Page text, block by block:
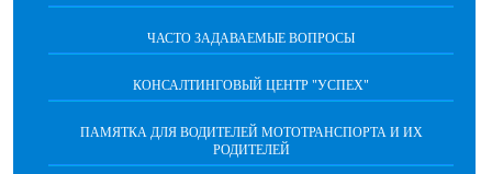
ЧАСТО ЗАДАВАЕМЫЕ ВОПРОСЫ
КОНСАЛТИНГОВЫЙ ЦЕНТР "УСПЕХ"
ПАМЯТКА ДЛЯ ВОДИТЕЛЕЙ МОТОТРАНСПОРТА И ИХ
РОДИТЕЛЕЙ